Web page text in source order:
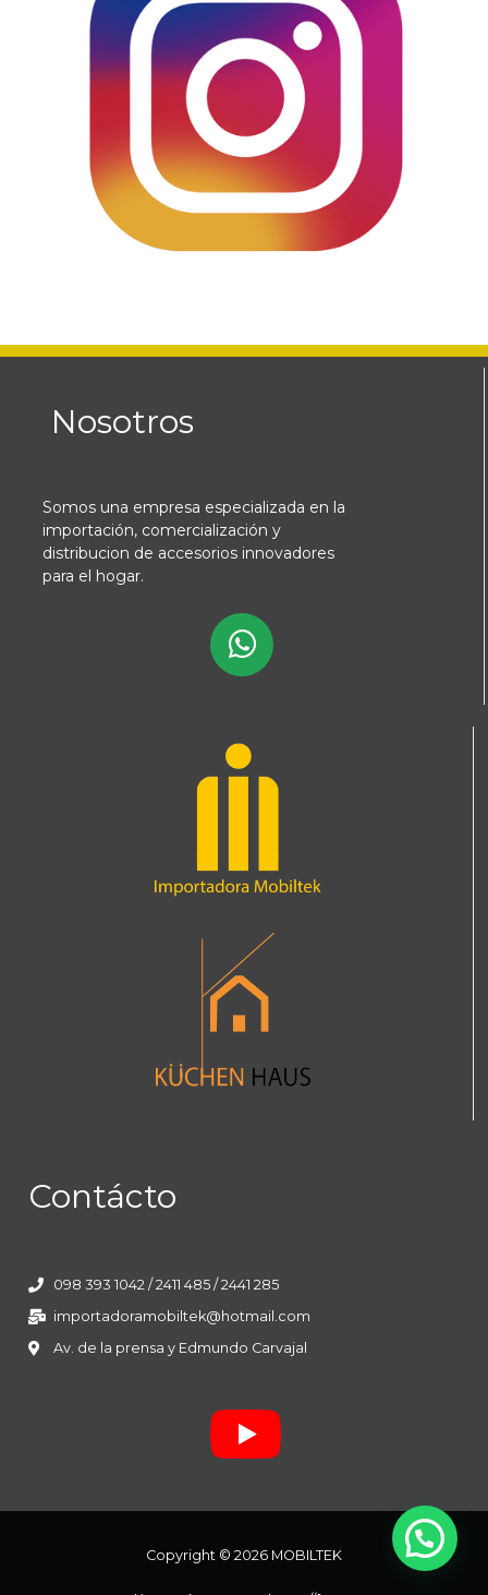
Nosotros
Somos una empresa especializada en la
importación, comercialización y
distribucion de accesorios innovadores
para el hogar.
Contácto
098 393 1042 / 2411 485 / 2441 285
importadoramobiltek@hotmail.com
Av. de la prensa y Edmundo Carvajal
Copyright © 2026 MOBILTEK